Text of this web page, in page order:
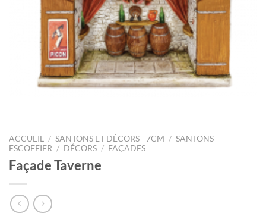
ACCUEIL / SANTONS ET DÉCORS - 7CM / SANTONS
ESCOFFIER / DÉCORS / FAÇADES
Façade Taverne